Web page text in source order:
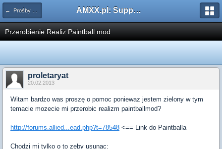
← Prośby o modyfikacje modów AMXX.pl: Support AMX Mod X i SourceMod
Przerobienie Realiz Paintball mod
proletaryat
20.02.2013
Witam bardzo was proszę o pomoc poniewaz jestem zielony w tym
temacie mozecie mi przerobic realizm paintballmod?
http://forums.allied...ead.php?t=78548 <== Link do Paintballa
Chodzi mi tylko o to zeby usunac: